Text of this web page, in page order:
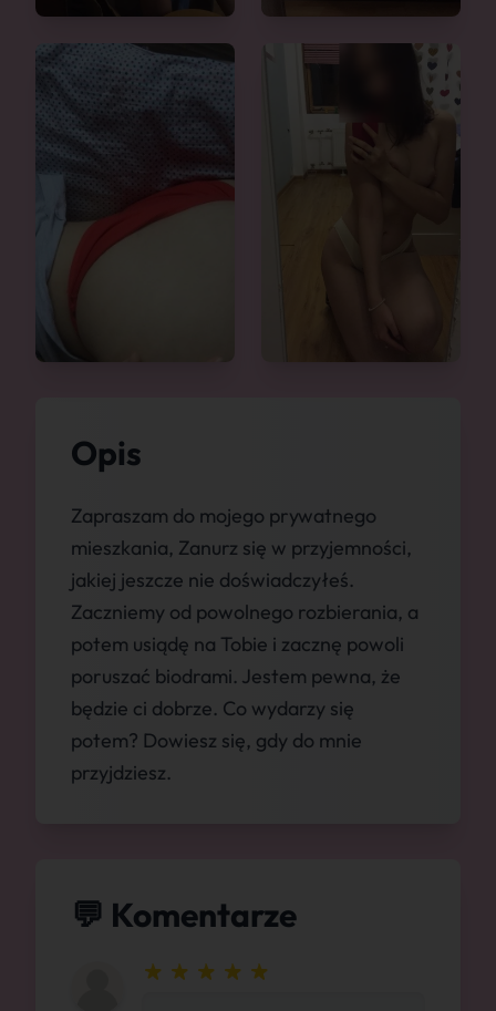
Opis
Zapraszam do mojego prywatnego
mieszkania, Zanurz się w przyjemności,
jakiej jeszcze nie doświadczyłeś.
Zaczniemy od powolnego rozbierania, a
potem usiądę na Tobie i zacznę powoli
poruszać biodrami. Jestem pewna, że
będzie ci dobrze. Co wydarzy się
potem? Dowiesz się, gdy do mnie
przyjdziesz.
💬 Komentarze